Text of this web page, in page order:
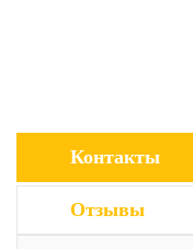
Контакты
Отзывы